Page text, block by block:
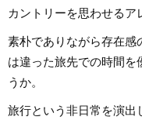
カントリーを思わせるア
素朴でありながら存在感
は違った旅先での時間を
うか。
旅行という非日常を演出